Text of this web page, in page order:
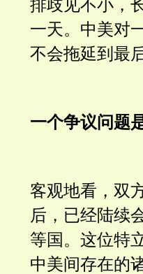
排歧见不小，
一天。中美对
不会拖延到最
一个争议问题
客观地看，双
后，已经陆续
等国。这位特
中美间存在的